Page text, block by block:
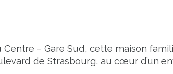
– Gare Sud, cette maison
de Strasbourg, au cœur d’un